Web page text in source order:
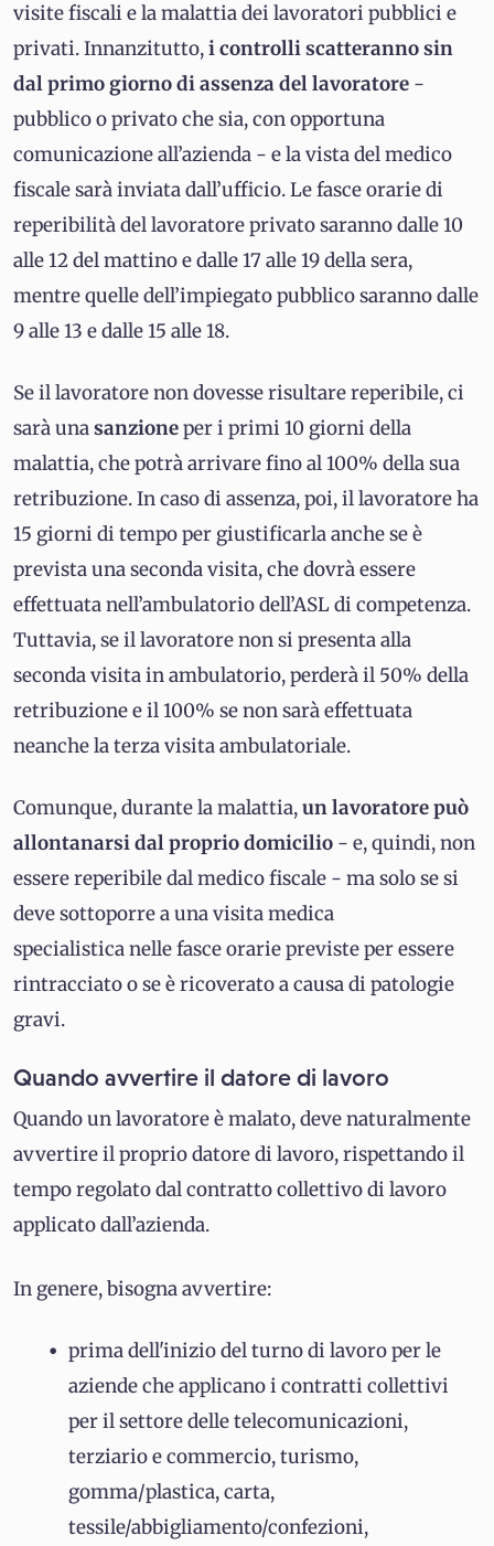
visite fiscali e la malattia dei lavoratori pubblici e
privati. Innanzitutto,i controlli scatteranno sin
dal primo giorno di assenza del lavoratore -
pubblico o privato che sia, con opportuna
comunicazione all’azienda - e la vista del medico
fiscale sarà inviata dall’ufficio. Le fasce orarie di
reperibilità del lavoratore privato saranno dalle 10
alle 12 del mattino e dalle 17 alle 19 della sera,
mentre quelle dell’impiegato pubblico saranno dalle
9 alle 13 e dalle 15 alle 18.
Se il lavoratore non dovesse risultare reperibile, ci
sarà unasanzioneper i primi 10 giorni della
malattia, che potrà arrivare fino al 100% della sua
retribuzione. In caso di assenza, poi, il lavoratore ha
15 giorni di tempo per giustificarla anche se è
prevista una seconda visita, che dovrà essere
effettuata nell’ambulatorio dell’ASL di competenza.
Tuttavia, se il lavoratore non si presenta alla
seconda visita in ambulatorio, perderà il 50% della
retribuzione e il 100% se non sarà effettuata
neanche la terza visita ambulatoriale.
Comunque, durante la malattia,un lavoratore può
allontanarsi dal proprio domicilio - e, quindi, non
essere reperibile dal medico fiscale - ma solo se si
deve sottoporre a una visita medica
specialistica nelle fasce orarie previste per essere
rintracciato o se è ricoverato a causa di patologie
gravi.
Quando avvertire il datore di lavoro
Quando un lavoratore è malato, deve naturalmente
avvertire il proprio datore di lavoro, rispettando il
tempo regolato dal contratto collettivo di lavoro
applicato dall’azienda.
In genere, bisogna avvertire:
prima dell'inizio del turno di lavoro per le
aziende che applicano i contratti collettivi
per il settore delle telecomunicazioni,
terziario e commercio, turismo,
gomma/plastica, carta,
tessile/abbigliamento/confezioni,